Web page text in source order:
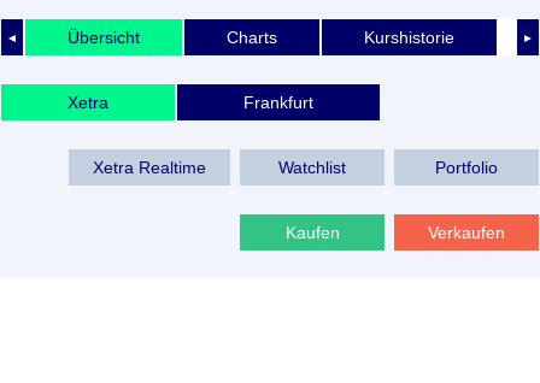
◄ ►
Übersicht Charts Kurshistorie
Xetra Frankfurt
Xetra Realtime Watchlist Portfolio
Kaufen Verkaufen